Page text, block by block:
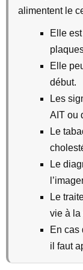
alimentent le
Elle
Elle
début.
Les
AIT ou
Le
Le
Le
vie à la
En cas
il faut